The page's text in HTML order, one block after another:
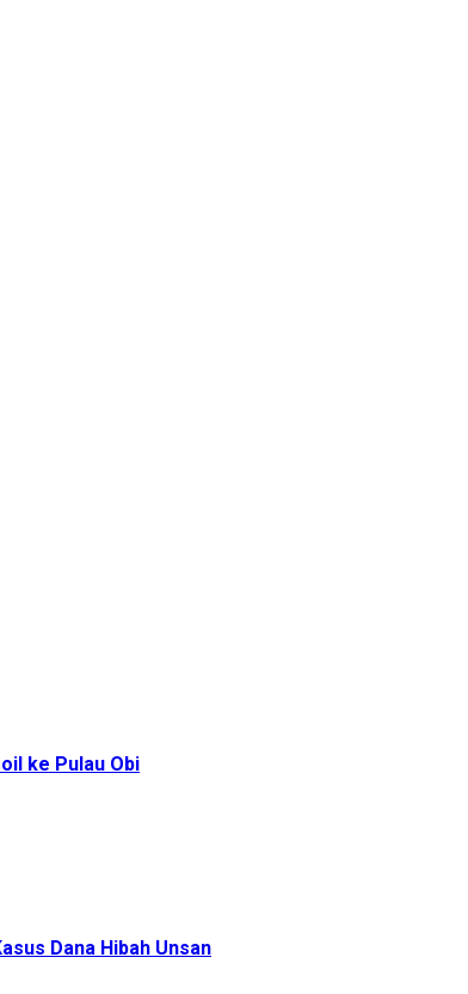
ke Pulau Obi
Dana Hibah Unsan